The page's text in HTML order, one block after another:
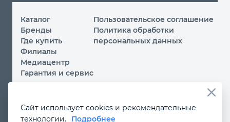
Прочий инструмент
Каталог
Бренды
Где купить
Филиалы
Медиацентр
Гарантия и сервис
Пользовательское соглашение
Политика обработки
персональных данных
Вы принимаете условияполитики обработки
Сайт использует cookies и рекомендательные
технологии.
Подробнее